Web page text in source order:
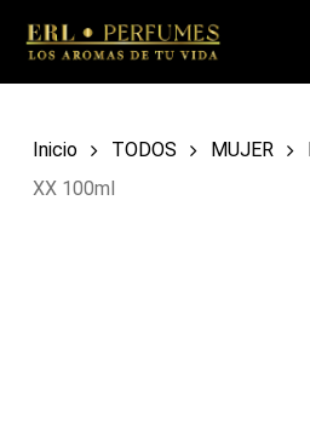
main
Inicio TODOS MUJER
XX 100ml